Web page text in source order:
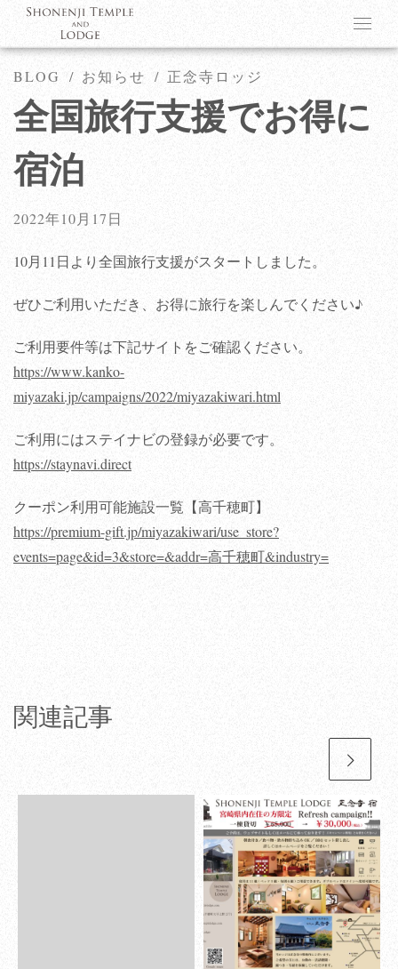
BLOG お知らせ 正念寺ロッジ
全国旅行支援でお得に
宿泊
2022年10月17日
10月11日より全国旅行支援がスタートしました。
ぜひご利用いただき、お得に旅行を楽しんでください♪
ご利用要件等は下記サイトをご確認ください。
https://www.kanko-
miyazaki.jp/campaigns/2022/miyazakiwari.html
ご利用にはステイナビの登録が必要です。
https://staynavi.direct
クーポン利用可能施設一覧【高千穂町】
https://premium-gift.jp/miyazakiwari/use_store?
events=page&id=3&store=&addr=高千穂町&industry=